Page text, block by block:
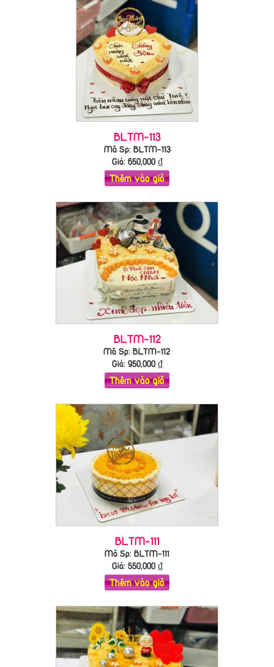
BLTM-113
Mã Sp: BLTM-113
Giá: 650,000₫
Thêm vào giỏ
BLTM-112
Mã Sp: BLTM-112
Giá: 950,000₫
Thêm vào giỏ
BLTM-111
Mã Sp: BLTM-111
Giá: 550,000₫
Thêm vào giỏ